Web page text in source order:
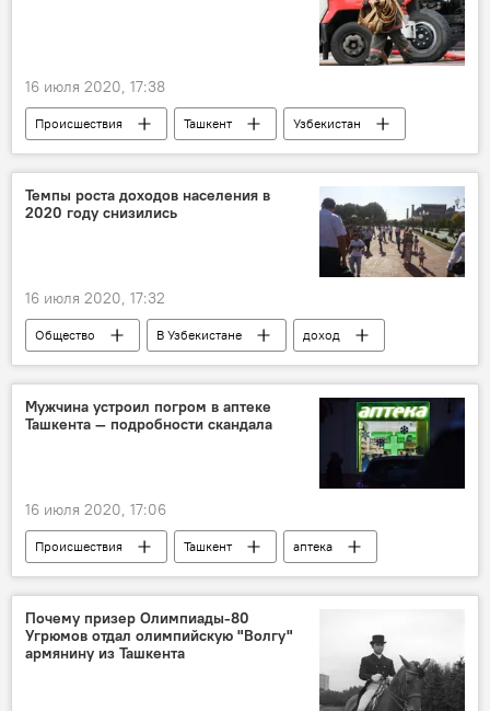
16 июля 2020, 17:38
Происшествия Ташкент
Узбекистан
Узбекистан
пожар
пожарные
тушение пожара
автомобиль
автомобили
автомобилисты
Темпы роста доходов населения в
2020 году снизились
16 июля 2020, 17:32
Общество В Узбекистане
доход
население
социальное развитие
Экономика
Национальный комитет по статистике
Мужчина устроил погром в аптеке
Ташкента — подробности скандала
16 июля 2020, 17:06
Происшествия Ташкент
аптека
драка
ребенок
Почему призер Олимпиады-80
Угрюмов отдал олимпийскую "Волгу"
армянину из Ташкента